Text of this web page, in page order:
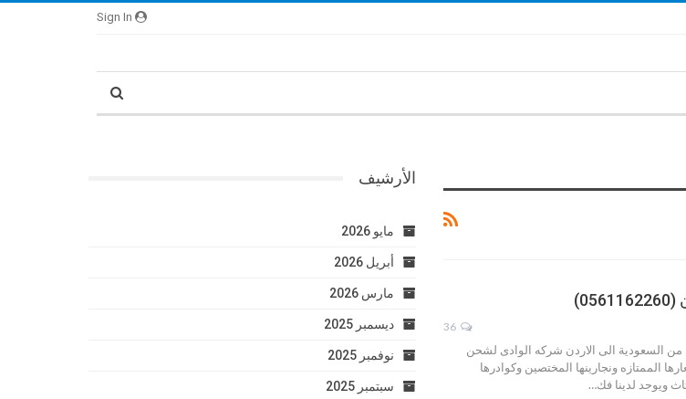
السعودية الى الاردن شركه الوادى لشحن
الممتازه ونجارينها المختصين وكوادرها
ويوجد لدينا فك…
الأرشيف
مايو 2026
أبريل 2026
مارس 2026
ديسمبر 2025
نوفمبر 2025
سبتمبر 2025